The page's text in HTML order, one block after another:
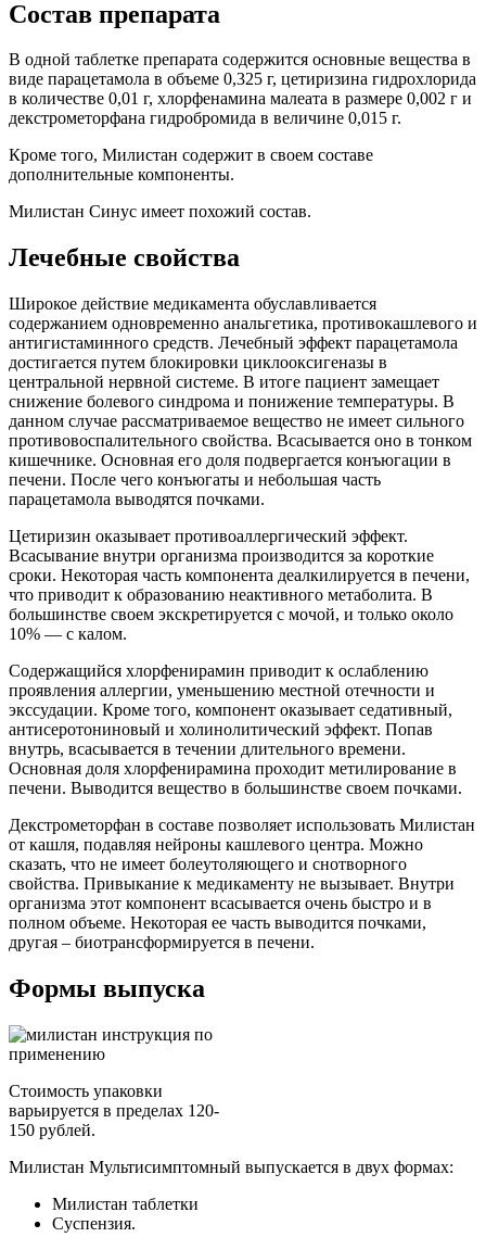
Состав препарата
В одной таблетке препарата содержится основные вещества в
виде парацетамола в объеме 0,325 г, цетиризина гидрохлорида
в количестве 0,01 г, хлорфенамина малеата в размере 0,002 г и
декстрометорфана гидробромида в величине 0,015 г.
Кроме того, Милистан содержит в своем составе
дополнительные компоненты.
Милистан Синус имеет похожий состав.
Лечебные свойства
Широкое действие медикамента обуславливается
содержанием одновременно анальгетика, противокашлевого и
антигистаминного средств. Лечебный эффект парацетамола
достигается путем блокировки циклооксигеназы в
центральной нервной системе. В итоге пациент замещает
снижение болевого синдрома и понижение температуры. В
данном случае рассматриваемое вещество не имеет сильного
противовоспалительного свойства. Всасывается оно в тонком
кишечнике. Основная его доля подвергается конъюгации в
печени. После чего конъюгаты и небольшая часть
парацетамола выводятся почками.
Цетиризин оказывает противоаллергический эффект.
Всасывание внутри организма производится за короткие
сроки. Некоторая часть компонента деалкилируется в печени,
что приводит к образованию неактивного метаболита. В
большинстве своем экскретируется с мочой, и только около
10% — с калом.
Содержащийся хлорфенирамин приводит к ослаблению
проявления аллергии, уменьшению местной отечности и
экссудации. Кроме того, компонент оказывает седативный,
антисеротониновый и холинолитический эффект. Попав
внутрь, всасывается в течении длительного времени.
Основная доля хлорфенирамина проходит метилирование в
печени. Выводится вещество в большинстве своем почками.
Декстрометорфан в составе позволяет использовать Милистан
от кашля, подавляя нейроны кашлевого центра. Можно
сказать, что не имеет болеутоляющего и снотворного
свойства. Привыкание к медикаменту не вызывает. Внутри
организма этот компонент всасывается очень быстро и в
полном объеме. Некоторая ее часть выводится почками,
другая – биотрансформируется в печени.
Формы выпуска
Стоимость упаковки
варьируется в пределах 120-
150 рублей.
Милистан Мультисимптомный выпускается в двух формах:
Милистан таблетки
Суспензия.